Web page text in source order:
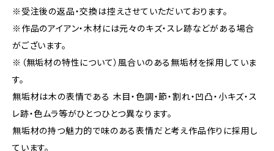
※受注後の返品・交換は控えさせていただいております。
※作品のアイアン・木材には元々のキズ・スレ跡などがある場合
がございます。
※（無垢材の特性について）風合いのある無垢材を採用していま
す。
無垢材は木の表情である 木目・色調・節・割れ・凹凸・小キズ・ス
レ跡・色ムラ等がひとつひとつ異なります。
無垢材の持つ魅力的で味のある表情だと考え作品作りに採用し
ています。